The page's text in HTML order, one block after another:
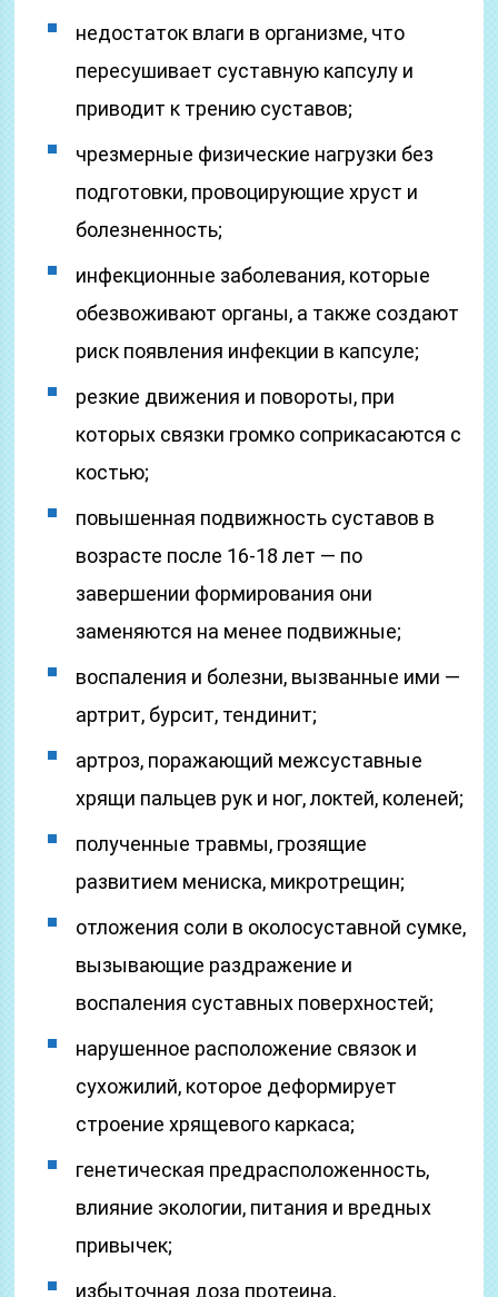
недостаток влаги в организме, что
пересушивает суставную капсулу и
приводит к трению суставов;
чрезмерные физические нагрузки без
подготовки, провоцирующие хруст и
болезненность;
инфекционные заболевания, которые
обезвоживают органы, а также создают
риск появления инфекции в капсуле;
резкие движения и повороты, при
которых связки громко соприкасаются с
костью;
повышенная подвижность суставов в
возрасте после 16-18 лет — по
завершении формирования они
заменяются на менее подвижные;
воспаления и болезни, вызванные ими —
артрит, бурсит, тендинит;
артроз, поражающий межсуставные
хрящи пальцев рук и ног, локтей, коленей;
полученные травмы, грозящие
развитием мениска, микротрещин;
отложения соли в околосуставной сумке,
вызывающие раздражение и
воспаления суставных поверхностей;
нарушенное расположение связок и
сухожилий, которое деформирует
строение хрящевого каркаса;
генетическая предрасположенность,
влияние экологии, питания и вредных
привычек;
избыточная доза протеина,